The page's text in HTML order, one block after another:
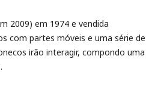
2009) em 1974 e vendida
com partes móveis e uma série de
irão interagir, compondo uma